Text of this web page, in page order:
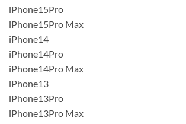
iPhone15Pro
iPhone15Pro Max
iPhone14
iPhone14Pro
iPhone14Pro Max
iPhone13
iPhone13Pro
iPhone13Pro Max